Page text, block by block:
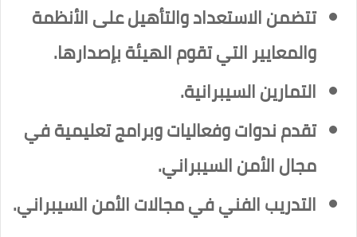
تتضمن الاستعداد والتأهيل على الأنظمة
والمعايير التي تقوم الهيئة بإصدارها.
التمارين السيبرانية.
تقدم ندوات وفعاليات وبرامج تعليمية في
مجال الأمن السيبراني.
التدريب الفني في مجالات الأمن السيبراني.